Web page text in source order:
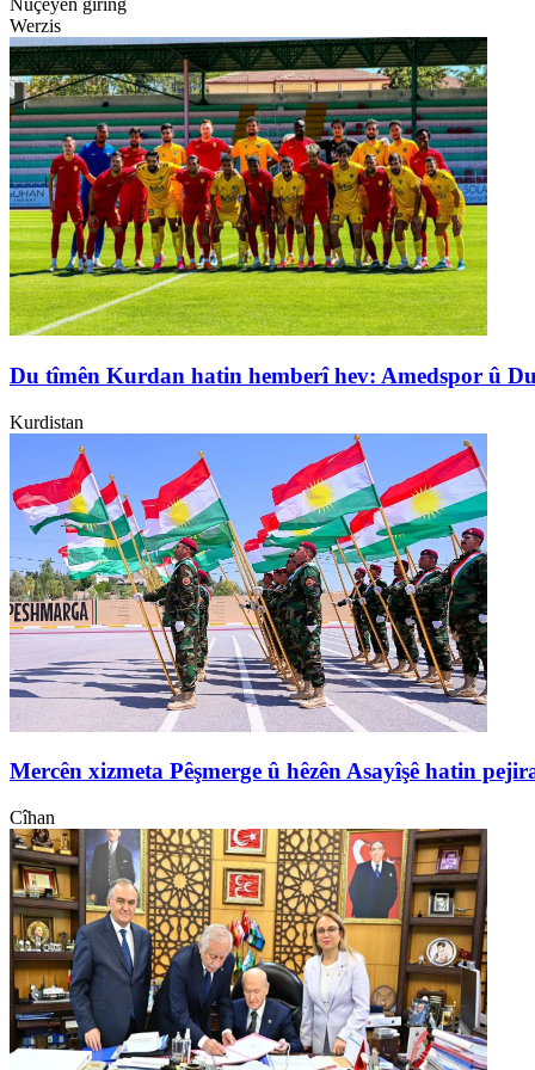
Nûçeyên girîng
Werzis
Du tîmên Kurdan hatin hemberî hev: Amedspor û
Kurdistan
Mercên xizmeta Pêşmerge û hêzên Asayîşê hatin
Cîhan